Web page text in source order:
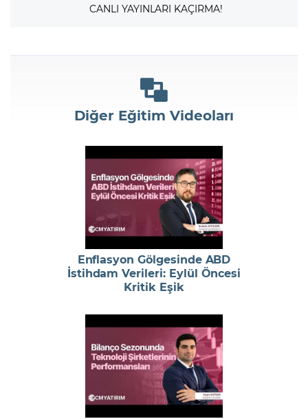
CANLI YAYINLARI KAÇIRMA!
Diğer Eğitim Videoları
Enflasyon Gölgesinde ABD
İstihdam Verileri: Eylül Öncesi
Kritik Eşik